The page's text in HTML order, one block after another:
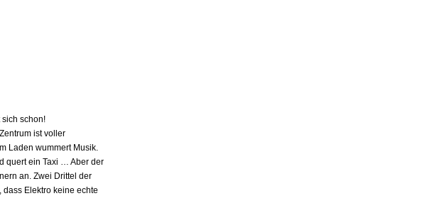
schon!
ist voller
Laden wummert Musik.
quert ein Taxi … Aber der
an. Zwei Drittel der
Elektro keine echte